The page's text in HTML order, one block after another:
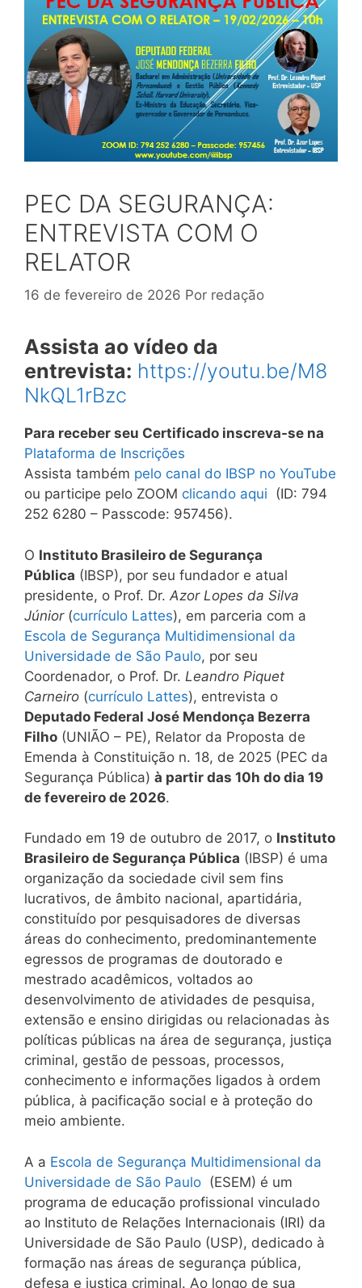
PEC DA SEGURANÇA:
ENTREVISTA COM O
RELATOR
16 de fevereiro de 2026 Por redação
Assista ao vídeo da
entrevista: https://youtu.be/M8
NkQL1rBzc
Para receber seu Certificado inscreva-se na
Plataforma de Inscrições
Assista também pelo canal do IBSP no YouTube
ou participe pelo ZOOM clicando aqui (ID: 794
252 6280 – Passcode: 957456).
O Instituto Brasileiro de Segurança
Pública (IBSP), por seu fundador e atual
presidente, o Prof. Dr. Azor Lopes da Silva
Júnior (currículo Lattes), em parceria com a
Escola de Segurança Multidimensional da
Universidade de São Paulo, por seu
Coordenador, o Prof. Dr. Leandro Piquet
Carneiro (currículo Lattes), entrevista o
Deputado Federal José Mendonça Bezerra
Filho (UNIÃO – PE), Relator da Proposta de
Emenda à Constituição n. 18, de 2025 (PEC da
Segurança Pública) à partir das 10h do dia 19
de fevereiro de 2026.
Fundado em 19 de outubro de 2017, o Instituto
Brasileiro de Segurança Pública (IBSP) é uma
organização da sociedade civil sem fins
lucrativos, de âmbito nacional, apartidária,
constituído por pesquisadores de diversas
áreas do conhecimento, predominantemente
egressos de programas de doutorado e
mestrado acadêmicos, voltados ao
desenvolvimento de atividades de pesquisa,
extensão e ensino dirigidas ou relacionadas às
políticas públicas na área de segurança, justiça
criminal, gestão de pessoas, processos,
conhecimento e informações ligados à ordem
pública, à pacificação social e à proteção do
meio ambiente.
A a Escola de Segurança Multidimensional da
Universidade de São Paulo (ESEM) é um
programa de educação profissional vinculado
ao Instituto de Relações Internacionais (IRI) da
Universidade de São Paulo (USP), dedicado à
formação nas áreas de segurança pública,
defesa e justiça criminal. Ao longo de sua